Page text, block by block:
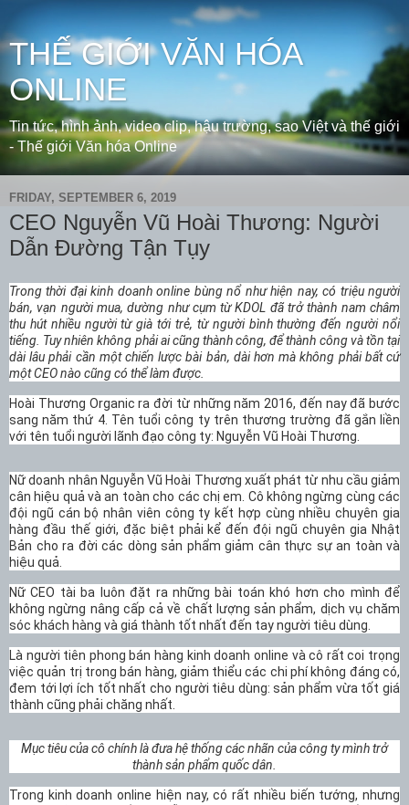
THẾ GIỚI VĂN HÓA
ONLINE
Tin tức, hình ảnh, video clip, hậu trường, sao Việt và thế giới
- Thế giới Văn hóa Online
FRIDAY, SEPTEMBER 6, 2019
CEO Nguyễn Vũ Hoài Thương: Người
Dẫn Đường Tận Tụy
Trong thời đại kinh doanh online bùng nổ như hiện nay, có triệu người
bán, vạn người mua, dường như cụm từ KDOL đã trở thành nam châm
thu hút nhiều người từ già tới trẻ, từ người bình thường đến người nổi
tiếng. Tuy nhiên không phải ai cũng thành công, để thành công và tồn tại
dài lâu phải cần một chiến lược bài bản, dài hơn mà không phải bất cứ
một CEO nào cũng có thể làm được.
Hoài Thương Organic ra đời từ những năm 2016, đến nay đã bước
sang năm thứ 4. Tên tuổi công ty trên thương trường đã gắn liền
với tên tuổi người lãnh đạo công ty: Nguyễn Vũ Hoài Thương.
Nữ doanh nhân Nguyễn Vũ Hoài Thương xuất phát từ nhu cầu giảm
cân hiệu quả và an toàn cho các chị em. Cô không ngừng cùng các
đội ngũ cán bộ nhân viên công ty kết hợp cùng nhiều chuyên gia
hàng đầu thế giới, đặc biệt phải kể đến đội ngũ chuyên gia Nhật
Bản cho ra đời các dòng sản phẩm giảm cân thực sự an toàn và
hiệu quả.
Nữ CEO tài ba luôn đặt ra những bài toán khó hơn cho mình để
không ngừng nâng cấp cả về chất lượng sản phẩm, dịch vụ chăm
sóc khách hàng và giá thành tốt nhất đến tay người tiêu dùng.
Là người tiên phong bán hàng kinh doanh online và cô rất coi trọng
việc quản trị trong bán hàng, giảm thiểu các chi phí không đáng có,
đem tới lợi ích tốt nhất cho người tiêu dùng: sản phẩm vừa tốt giá
thành cũng phải chăng nhất.
Mục tiêu của cô chính là đưa hệ thống các nhãn của công ty mình trở
thành sản phẩm quốc dân.
Trong kinh doanh online hiện nay, có rất nhiều biến tướng, nhưng